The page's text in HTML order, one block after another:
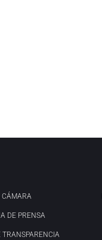
CÁMARA
DE PRENSA
TRANSPARENCIA